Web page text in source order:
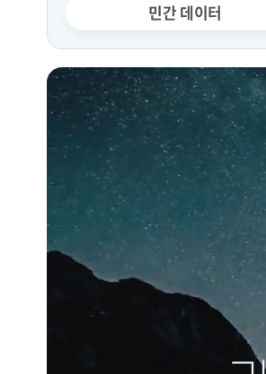
민간 데이터